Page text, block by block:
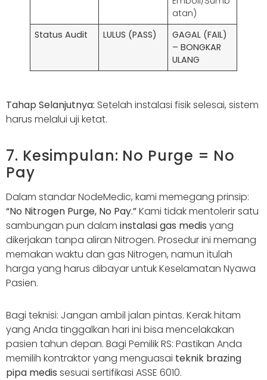
atan)
Status Audit
LULUS (PASS)
GAGAL (FAIL)
– BONGKAR
ULANG
Tahap Selanjutnya: Setelah instalasi fisik selesai, sistem
harus melalui uji ketat.
7. Kesimpulan: No Purge = No
Pay
Dalam standar NodeMedic, kami memegang prinsip:
“No Nitrogen Purge, No Pay.”Kami tidak mentolerir satu
sambungan pun dalam instalasi gas medis yang
dikerjakan tanpa aliran Nitrogen. Prosedur ini memang
memakan waktu dan gas Nitrogen, namun itulah
harga yang harus dibayar untuk Keselamatan Nyawa
Pasien.
Bagi teknisi: Jangan ambil jalan pintas. Kerak hitam
yang Anda tinggalkan hari ini bisa mencelakakan
pasien tahun depan. Bagi Pemilik RS: Pastikan Anda
memilih kontraktor yang menguasai teknik brazing
pipa medis sesuai sertifikasi ASSE 6010.